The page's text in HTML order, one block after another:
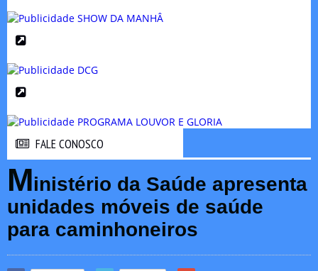
FALE CONOSCO
Ministério da Saúde apresenta
unidades móveis de saúde
para caminhoneiros